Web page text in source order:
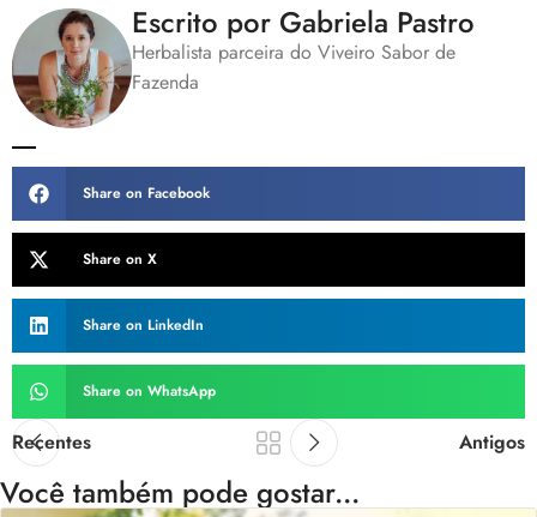
Escrito por Gabriela Pastro
Herbalista parceira do Viveiro Sabor de
Fazenda
Share on Facebook
Share on X
Share on LinkedIn
Share on WhatsApp
Recentes Antigos
Você também pode gostar...